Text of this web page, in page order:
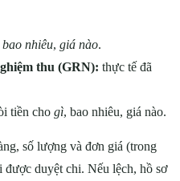
bao nhiêu,giá nào.
thu (GRN): thực tế đã
tiền chogì, bao nhiêu, giá nào.
số lượng và đơn giá (trong
duyệt chi. Nếu lệch, hồ sơ